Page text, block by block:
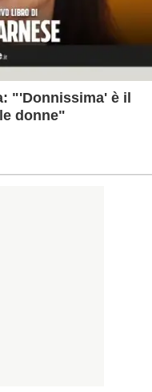
"'Donnissima' è il
donne"